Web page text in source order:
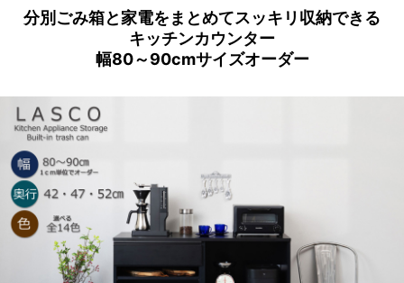
分別ごみ箱と家電をまとめてスッキリ収納できる
キッチンカウンター
幅80～90cmサイズオーダー